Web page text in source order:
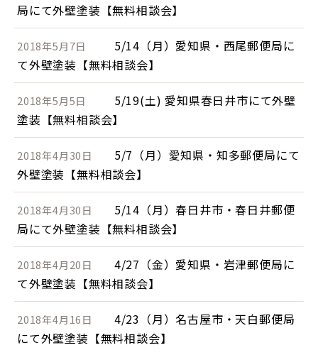
局にて外壁塗装【無料相談会】
2018年5月7日
5/14（月）愛知県・西尾郵便局に
て外壁塗装【無料相談会】
2018年5月5日
5/19(土) 愛知県春日井市にて外壁
塗装【無料相談会】
2018年4月30日
5/7（月）愛知県・知多郵便局にて
外壁塗装【無料相談会】
2018年4月30日
5/14（月）春日井市・春日井郵便
局にて外壁塗装【無料相談会】
2018年4月20日
4/27（金）愛知県・岩津郵便局に
て外壁塗装【無料相談会】
2018年4月16日
4/23（月）名古屋市・天白郵便局
にて外壁塗装【無料相談会】